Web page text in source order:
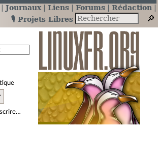
Journaux Liens Forums
Rédaction
🎙️ Projets Libres